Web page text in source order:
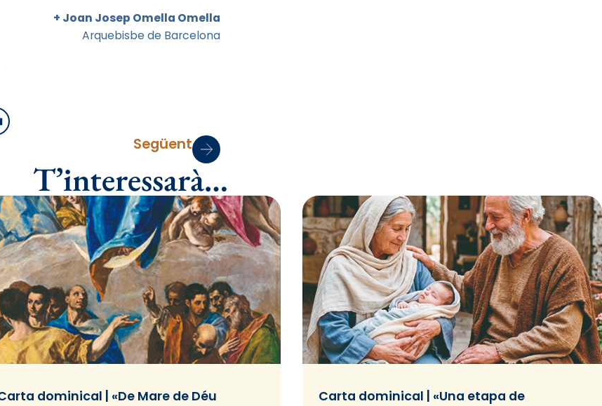
+ Joan Josep Omella Omella
Arquebisbe de Barcelona
Següent
T’interessarà…
dominical | «De Mare de Déu
Carta dominical | «Una etapa de